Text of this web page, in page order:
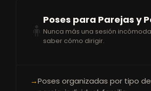
🧍
Poses para Parejas y
Nunca más una sesión
saber cómo dirigir.
→Poses organizadas por tipo